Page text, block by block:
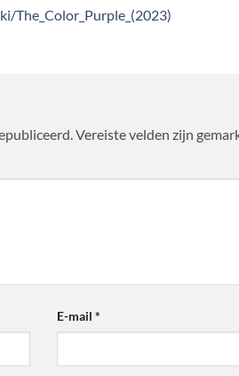
The_Color_Purple_(2023)
Vereiste velden zijn
E-mail *